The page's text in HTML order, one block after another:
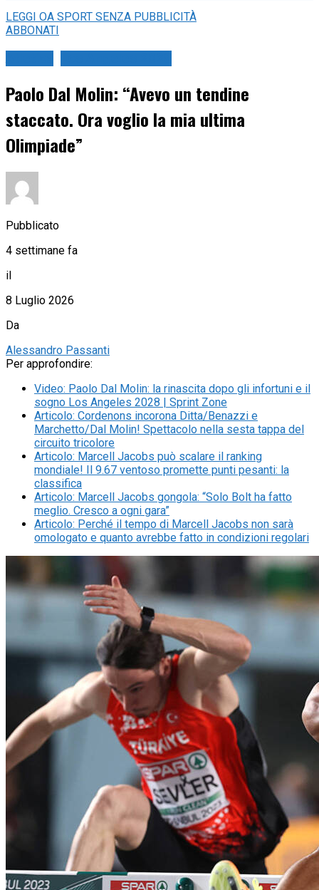
LEGGI OA SPORT SENZA PUBBLICITÀ
ABBONATI
Paolo Dal Molin: “Avevo un tendine
staccato. Ora voglio la mia ultima
Olimpiade”
Pubblicato
4 settimane fa
il
8 Luglio 2026
Da
Alessandro Passanti
Per approfondire:
Video: Paolo Dal Molin: la rinascita dopo gli infortuni e il
sogno Los Angeles 2028 | Sprint Zone
Articolo: Cordenons incorona Ditta/Benazzi e
Marchetto/Dal Molin! Spettacolo nella sesta tappa del
circuito tricolore
Articolo: Marcell Jacobs può scalare il ranking
mondiale! Il 9.67 ventoso promette punti pesanti: la
classifica
Articolo: Marcell Jacobs gongola: “Solo Bolt ha fatto
meglio. Cresco a ogni gara”
Articolo: Perché il tempo di Marcell Jacobs non sarà
omologato e quanto avrebbe fatto in condizioni regolari